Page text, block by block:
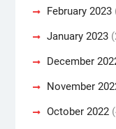
February 2023
January 2023
December
November
October 2022